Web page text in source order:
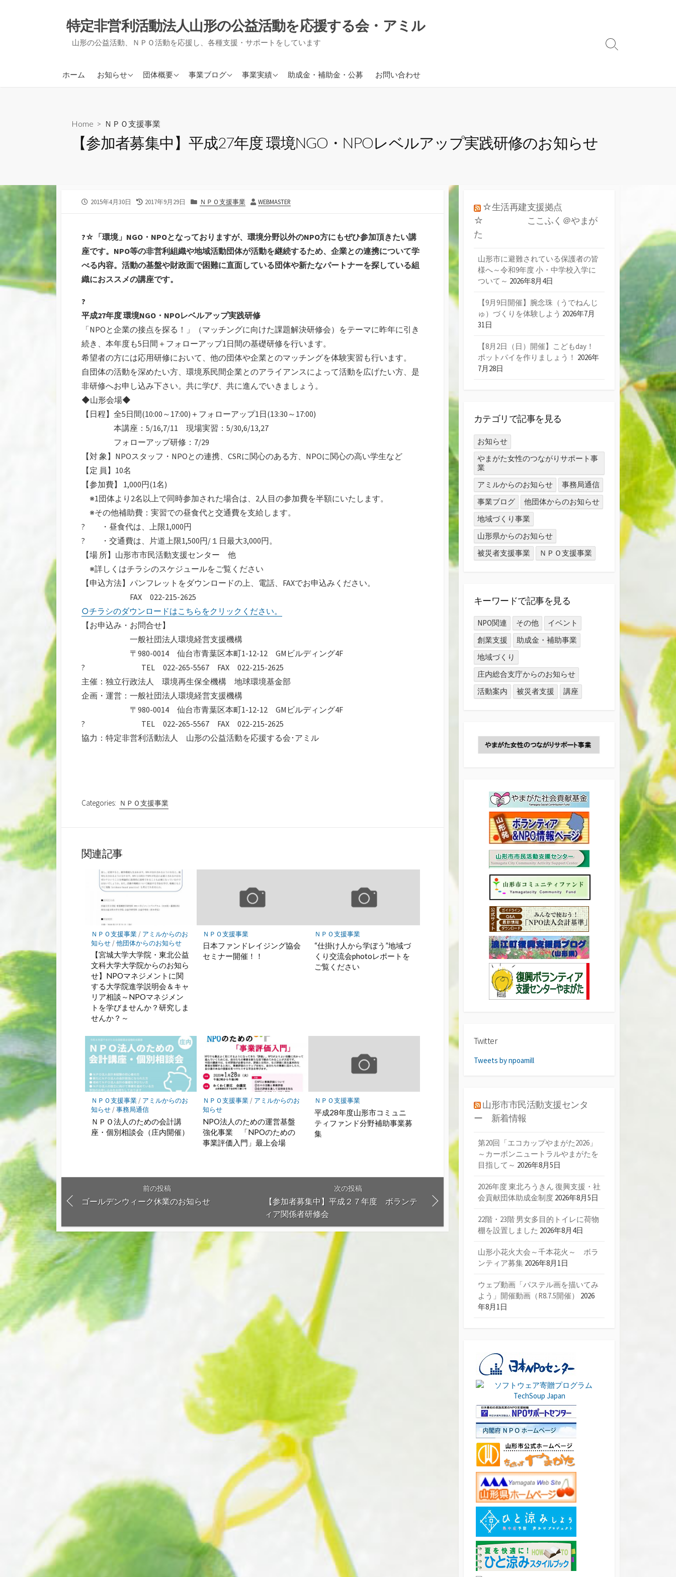
ス
特定非営利活動法人山形の公益活動を応援する会・アミル
山形の公益活動、ＮＰＯ活動を応援し、各種支援・サポートをしています
ホーム お知らせ
アミルからのお知らせ
団体概要
アミルについて
役員紹介
会員募集について
事業ブログ
ＮＰＯ支援事業事業実績
現在進行中の事業助成金・補助金・公募 お問い合わせ
検
Home > ＮＰＯ支援事業
【参加者募集中】平成27年度 環境NGO・NPOレベルアップ実践研修のお知らせ
公
2015年4月30日
最
2017年9月29日
カ
ー
ＮＰＯ支援事業
作
WEBMASTER
?☆「環境」NGO・NPOとなっておりますが、環境分野以外のNPO方にもぜひ参加頂きたい講
座です。NPO等の非営利組織や地域活動団体が活動を継続するため、企業との連携について学
べる内容。活動の基盤や財政面で困難に直面している団体や新たなパートナーを探している組
織におススメの講座です。
?
平成27年度 環境NGO・NPOレベルアップ実践研修
「NPOと企業の接点を探る！」（マッチングに向けた課題解決研修会）をテーマに昨年に引き
続き、本年度も5日間＋フォローアップ1日間の基礎研修を行います。
希望者の方には応用研修において、他の団体や企業とのマッチングを体験実習も行います。
自団体の活動を深めたい方、環境系民間企業とのアライアンスによって活動を広げたい方、是
非研修へお申し込み下さい。共に学び、共に進んでいきましょう。
◆山形会場◆
【日程】全5日間(10:00～17:00)＋フォローアップ1日(13:30～17:00)
本講座：5/16,7/11 現場実習：5/30,6/13,27
フォローアップ研修：7/29
【対 象】NPOスタッフ・NPOとの連携、CSRに関心のある方、NPOに関心の高い学生など
【定 員】10名
【参加費】 1,000円(1名)
※1団体より2名以上で同時参加された場合は、2人目の参加費を半額にいたします。
※その他補助費：実習での昼食代と交通費を支給します。
? ・昼食代は、上限1,000円
? ・交通費は、片道上限1,500円/１日最大3,000円。
【場 所】山形市市民活動支援センター 他
※詳しくはチラシのスケジュールをご覧ください
【申込方法】パンフレットをダウンロードの上、電話、FAXでお申込みください。
FAX 022-215-2625
○チラシのダウンロードはこちらをクリックください。
【お申込み・お問合せ】
一般社団法人環境経営支援機構
〒980-0014 仙台市青葉区本町1-12-12 GMビルディング4F
? TEL 022-265-5567 FAX 022-215-2625
主催：独立行政法人 環境再生保全機構 地球環境基金部
企画・運営：一般社団法人環境経営支援機構
〒980-0014 仙台市青葉区本町1-12-12 GMビルディング4F
? TEL 022-265-5567 FAX 022-215-2625
協力：特定非営利活動法人 山形の公益活動を応援する会･アミル
Categories: ＮＰＯ支援事業
関連記事
ＮＰＯ支援事業/ アミルからのお
知らせ/他団体からのお知らせ
【宮城大学大学院・東北公益
文科大学大学院からのお知ら
せ】NPOマネジメントに関
する大学院進学説明会＆キャ
リア相談～NPOマネジメン
トを学びませんか？研究しま
せんか？～
ＮＰＯ支援事業
日本ファンドレイジング協会
セミナー開催！！
ＮＰＯ支援事業
“仕掛け人から学ぼう”地域づ
くり交流会photoレポートを
ご覧ください
ＮＰＯ支援事業/ アミルからのお
知らせ/事務局通信
ＮＰＯ法人のための会計講
座・個別相談会（庄内開催）
ＮＰＯ支援事業/ アミルからのお
知らせ
NPO法人のための運営基盤
強化事業 「NPOのための
事業評価入門」最上会場
ＮＰＯ支援事業
平成28年度山形市コミュニ
ティファンド分野補助事業募
集
前の投稿
ゴールデンウィーク休業のお知らせ
次の投稿
【参加者募集中】平成２７年度 ボランテ
ィア関係者研修会
☆生活再建支援拠点
☆ ここふく＠やまが
た
山形市に避難されている保護者の皆
様へ～令和9年度 小・中学校入学に
ついて～ 2026年8月4日
【9月9日開催】腕念珠（うでねんじ
ゅ）づくりを体験しよう 2026年7月
31日
【8月2日（日）開催】こどもday！
ポットパイを作りましょう！ 2026年
7月28日
カテゴリで記事を見る
お知らせ
やまがた女性のつながりサポート事
業
アミルからのお知らせ
事務局通信
事業ブログ
他団体からのお知らせ
地域づくり事業
山形県からのお知らせ
被災者支援事業
ＮＰＯ支援事業
キーワードで記事を見る
NPO関連 その他
イベント
創業支援
助成金・補助事業
地域づくり
庄内総合支庁からのお知らせ
活動案内
被災者支援 講座
Twitter
Tweets by npoamill
山形市市民活動支援センタ
ー 新着情報
第20回「エコカップやまがた2026」
～カーボンニュートラルやまがたを
目指して～ 2026年8月5日
2026年度 東北ろうきん 復興支援・社
会貢献団体助成金制度 2026年8月5日
22階・23階 男女多目的トイレに荷物
棚を設置しました 2026年8月4日
山形小花火大会～千本花火～ ボラ
ンティア募集 2026年8月1日
ウェブ動画「パステル画を描いてみ
よう」開催動画（R8.7.5開催）
2026
年8月1日